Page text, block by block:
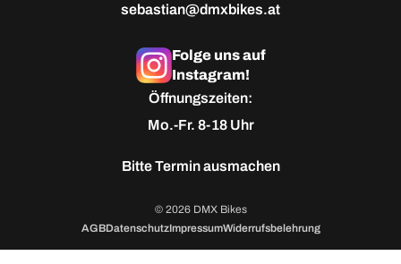
sebastian@dmxbikes.at
Folge uns auf
Instagram!
Öffnungszeiten:
Mo.-Fr. 8-18 Uhr
BitteTermin ausmachen
© 2026 DMX Bikes
AGBDatenschutzImpressumWiderrufsbelehrung